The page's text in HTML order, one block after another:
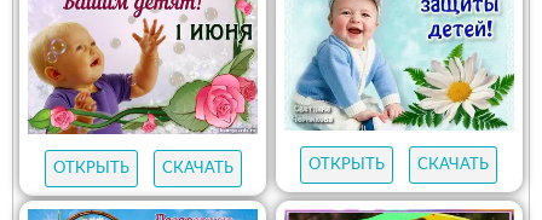
ОТКРЫТЬ СКАЧАТЬ ОТКРЫТЬ СКАЧАТЬ